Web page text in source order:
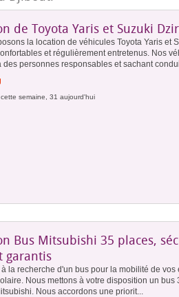
de Toyota Yaris et Suzuki
la location de véhicules Toyota Yaris et
et régulièrement entretenus. Nos
des personnes responsables et sachant
semaine, 31 aujourd'hui
Bus Mitsubishi 35 places,
garantis
à la recherche d'un bus pour la mobilité de vos
Nous mettons à votre disposition un bus
Nous accordons une priorit...